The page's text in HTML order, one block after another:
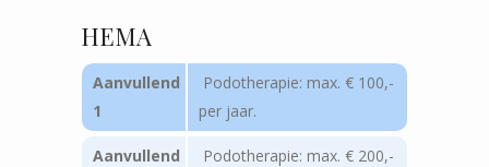
HEMA
Aanvullend
1
Podotherapie: max. € 100,-
per jaar.
Aanvullend
Podotherapie: max. € 200,-